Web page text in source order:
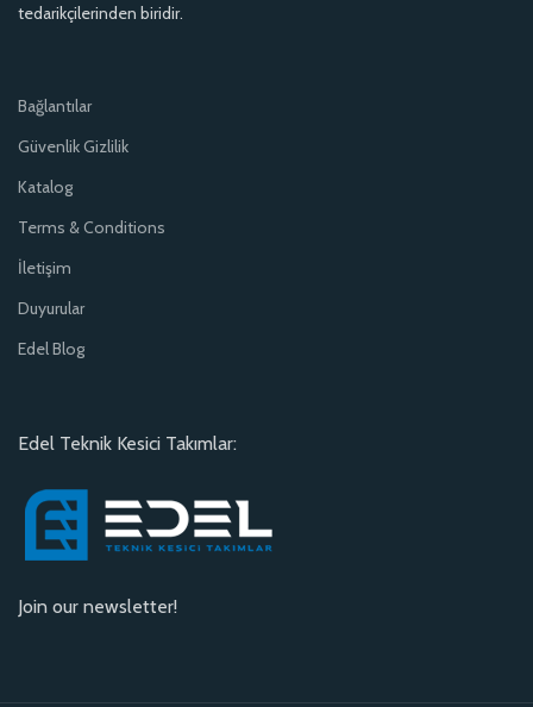
tedarikçilerinden biridir.
Bağlantılar
Güvenlik Gizlilik
Katalog
Terms & Conditions
İletişim
Duyurular
Edel Blog
Edel Teknik Kesici Takımlar:
Join our newsletter!